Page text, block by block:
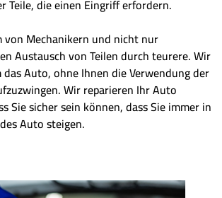
Teile, die einen Eingriff erfordern.
von Mechanikern und nicht nur
Austausch von Teilen durch teurere. Wir
Auto, ohne Ihnen die Verwendung der
Wir reparieren Ihr Auto
Sie sicher sein können, dass Sie immer in
Auto steigen.